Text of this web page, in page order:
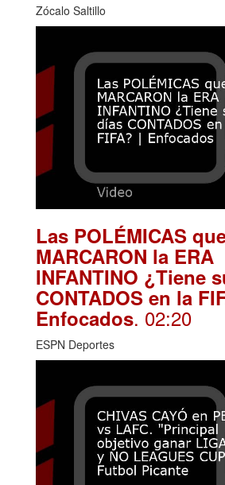
Zócalo Saltillo
Las POLÉMICAS
MARCARON la ERA
INFANTINO ¿Tiene
CONTADOS en la
Enfocados. 02:20
ESPN Deportes